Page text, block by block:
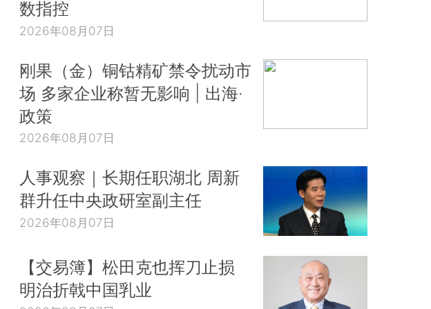
数指控
2026年08月07日
刚果（金）铜钴精矿禁令扰动市
场 多家企业称暂无影响 | 出海·
政策
2026年08月07日
人事观察｜长期任职湖北 周新
群升任中央政研室副主任
2026年08月07日
【交易簿】松田克也挥刀止损
明治折戟中国乳业